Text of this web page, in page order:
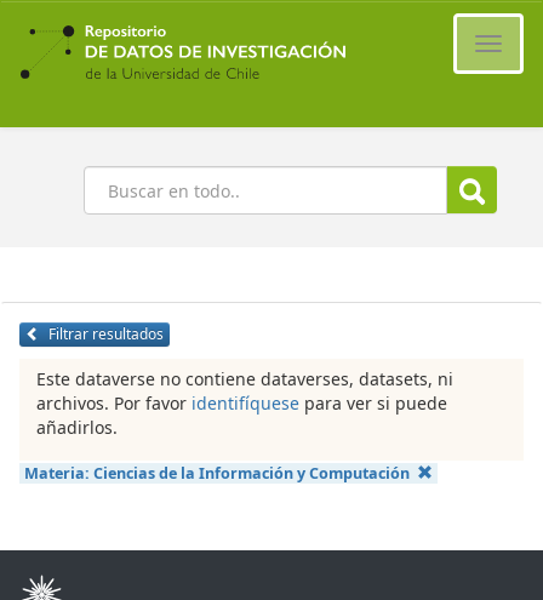
Ir
contenido
principal
Buscar
Filtrar resultados
Este dataverse no contiene dataverses, datasets, ni
archivos. Por favor identifíquese para ver si puede
añadirlos.
Materia: Ciencias de la Información y Computación